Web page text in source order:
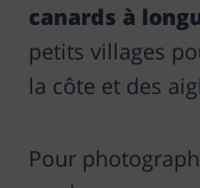
canards à
petits villages
la côte et des
Pour